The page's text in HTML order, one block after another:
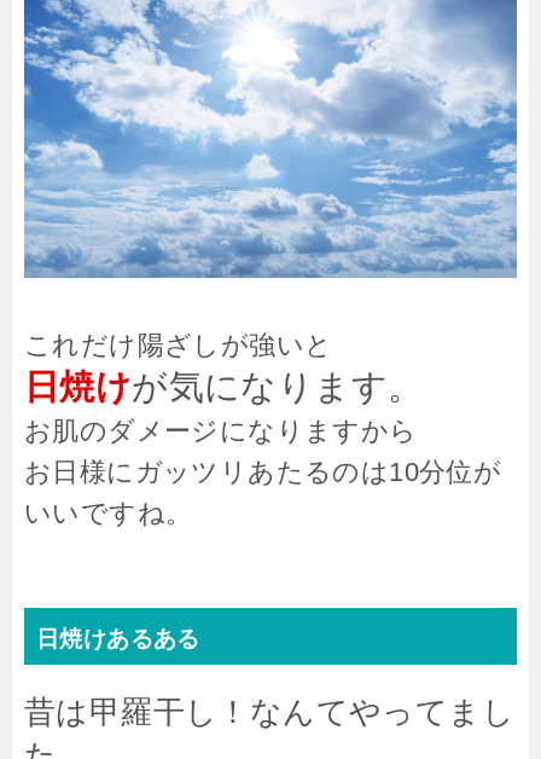
これだけ陽ざしが強いと
日焼けが気になります。
お肌のダメージになりますから
お日様にガッツリあたるのは10分位が
いいですね。
日焼けあるある
昔は甲羅干し！なんてやってまし